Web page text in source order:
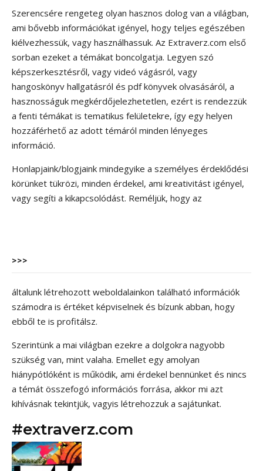
Szerencsére rengeteg olyan hasznos dolog van a világban,
ami bővebb információkat igényel, hogy teljes egészében
kiélvezhessük, vagy használhassuk. Az Extraverz.com első
sorban ezeket a témákat boncolgatja. Legyen szó
képszerkesztésről, vagy videó vágásról, vagy
hangoskönyv hallgatásról és pdf könyvek olvasásáról, a
hasznosságuk megkérdőjelezhetetlen, ezért is rendezzük
a fenti témákat is tematikus felületekre, így egy helyen
hozzáférhető az adott témáról minden lényeges
információ.
Honlapjaink/blogjaink mindegyike a személyes érdeklődési
körünket tükrözi, minden érdekel, ami kreativitást igényel,
vagy segíti a kikapcsolódást. Reméljük, hogy az
>>>
általunk létrehozott weboldalainkon található információk
számodra is értéket képviselnek és bízunk abban, hogy
ebből te is profitálsz.
Szerintünk a mai világban ezekre a dolgokra nagyobb
szükség van, mint valaha. Emellet egy amolyan
hiánypótlóként is működik, ami érdekel bennünket és nincs
a témát összefogó információs forrása, akkor mi azt
kihívásnak tekintjük, vagyis létrehozzuk a sajátunkat.
#extraverz.com